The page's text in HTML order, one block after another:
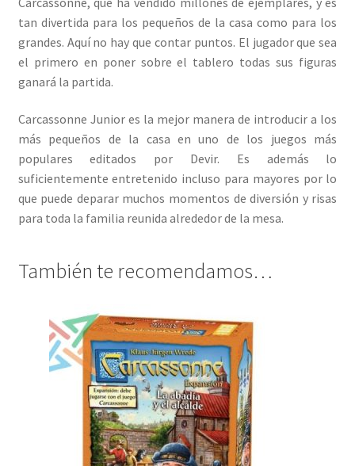
tan divertida para los pequeños de la casa como para los
grandes. Aquí no hay que contar puntos. El jugador que sea
el primero en poner sobre el tablero todas sus figuras
ganará la partida.
Carcassonne Junior es la mejor manera de introducir a los
más pequeños de la casa en uno de los juegos más
populares editados por Devir. Es además lo
suficientemente entretenido incluso para mayores por lo
que puede deparar muchos momentos de diversión y risas
para toda la familia reunida alrededor de la mesa.
También te recomendamos…